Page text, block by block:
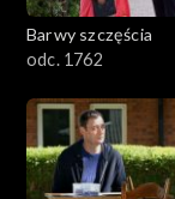
Barwy szczęścia
odc. 1762